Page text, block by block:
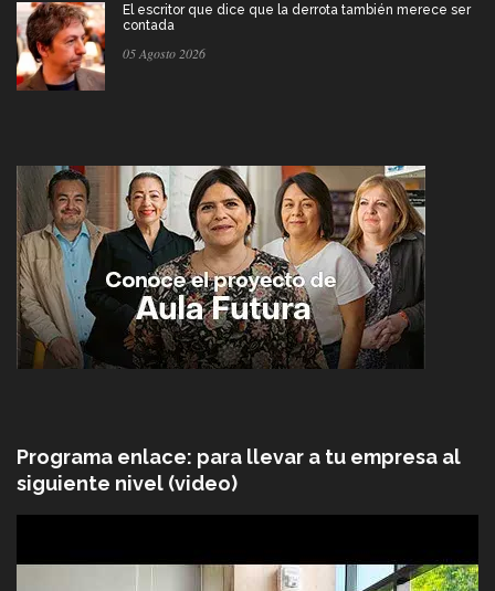
El escritor que dice que la derrota también merece ser
contada
05 Agosto 2026
Programa enlace: para llevar a tu empresa al
siguiente nivel (video)